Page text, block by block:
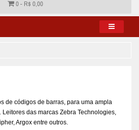
0 - R$ 0,00
de códigos de barras, para uma ampla
das marcas Zebra Technologies,
Argox entre outros.